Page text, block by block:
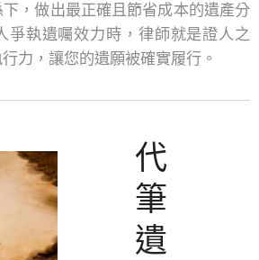
，做出最正確且節省成本的遺產分
爭執遺囑效力時，律師就是證人之
力，讓您的遺願被確實履行。
代
筆
遺